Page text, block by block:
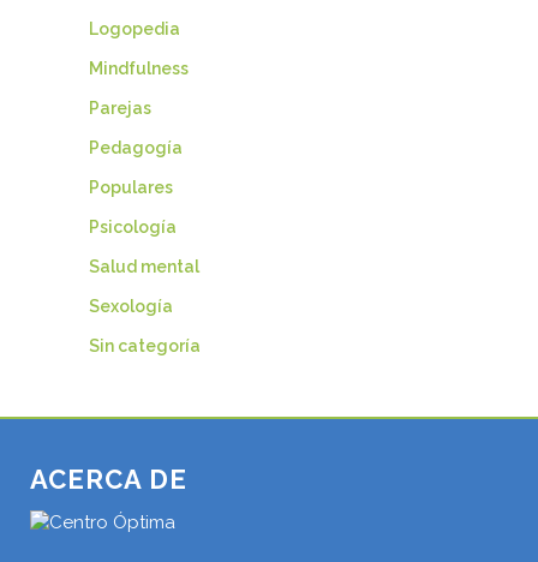
Logopedia
Mindfulness
Parejas
Pedagogía
Populares
Psicología
Salud mental
Sexología
Sin categoría
ACERCA DE